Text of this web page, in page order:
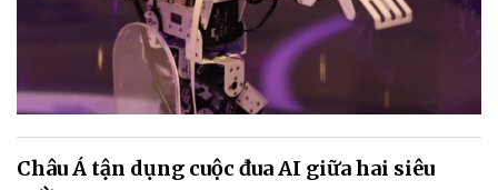
Châu Á tận dụng cuộc đua AI giữa hai siêu